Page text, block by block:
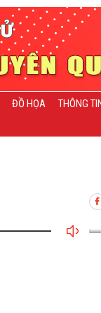
ĐỒ HỌA THÔNG